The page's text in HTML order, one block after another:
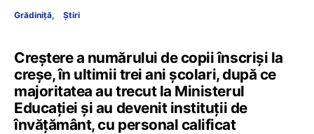
Grădiniță Știri
Creștere a numărului de copii înscriși la
creșe, în ultimii trei ani școlari, după ce
majoritatea au trecut la Ministerul
Educației și au devenit instituții de
învățământ, cu personal calificat